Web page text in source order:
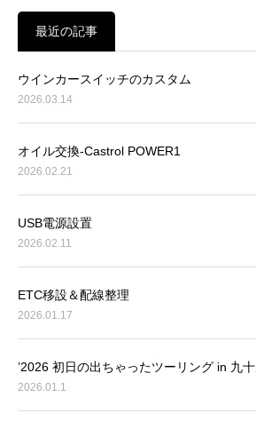
最近の記事
ウインカースイッチのカスタム
2026.03.14
オイル交換-Castrol POWER1
2026.02.21
USB電源設置
2026.02.11
ETC移設＆配線整理
2026.01.17
’2026 初日の出ちゃったツーリング in 九
2026.01.1